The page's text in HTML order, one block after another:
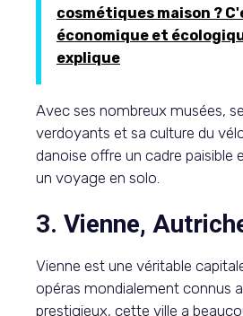
cosmétiques maison ?
économique et
explique
Avec ses nombreux musées,
verdoyants et sa culture du
danoise offre un cadre paisible
un voyage en solo.
3. Vienne,
Vienne est une véritable
opéras mondialement connus
prestigieux, cette ville a